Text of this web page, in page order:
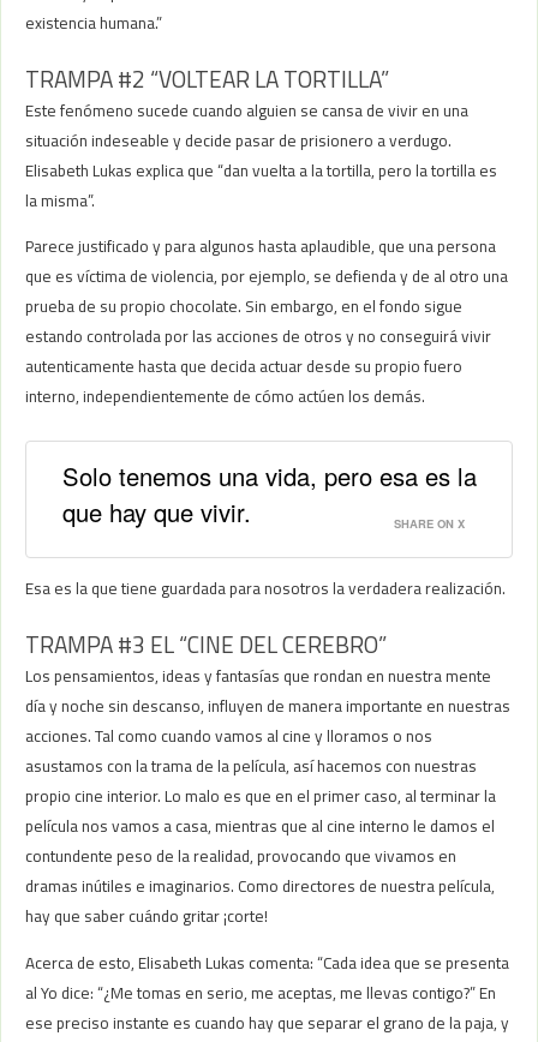
existencia humana.”
TRAMPA #2 “VOLTEAR LA TORTILLA”
Este fenómeno sucede cuando alguien se cansa de vivir en una
situación indeseable y decide pasar de prisionero a verdugo.
Elisabeth Lukas explica que “dan vuelta a la tortilla, pero la tortilla es
la misma”.
Parece justificado y para algunos hasta aplaudible, que una persona
que es víctima de violencia, por ejemplo, se defienda y de al otro una
prueba de su propio chocolate. Sin embargo, en el fondo sigue
estando controlada por las acciones de otros y no conseguirá vivir
autenticamente hasta que decida actuar desde su propio fuero
interno, independientemente de cómo actúen los demás.
Solo tenemos una vida, pero esa es la
que hay que vivir.
SHARE ON X
Esa es la que tiene guardada para nosotros la verdadera realización.
TRAMPA #3 EL “CINE DEL CEREBRO”
Los pensamientos, ideas y fantasías que rondan en nuestra mente
día y noche sin descanso, influyen de manera importante en nuestras
acciones. Tal como cuando vamos al cine y lloramos o nos
asustamos con la trama de la película, así hacemos con nuestras
propio cine interior. Lo malo es que en el primer caso, al terminar la
película nos vamos a casa, mientras que al cine interno le damos el
contundente peso de la realidad, provocando que vivamos en
dramas inútiles e imaginarios. Como directores de nuestra película,
hay que saber cuándo gritar ¡corte!
Acerca de esto, Elisabeth Lukas comenta: “Cada idea que se presenta
al Yo dice: “¿Me tomas en serio, me aceptas, me llevas contigo?” En
ese preciso instante es cuando hay que separar el grano de la paja, y